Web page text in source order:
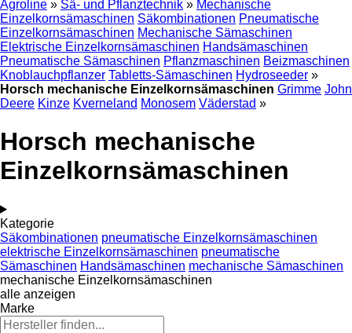
Agroline » Sä- und Pflanztechnik » Mechanische
Einzelkornsämaschinen Säkombinationen Pneumatische
Einzelkornsämaschinen Mechanische Sämaschinen
Elektrische Einzelkornsämaschinen Handsämaschinen
Pneumatische Sämaschinen Pflanzmaschinen Beizmaschinen
Knoblauchpflanzer Tabletts-Sämaschinen Hydroseeder »
Horsch mechanische Einzelkornsämaschinen Grimme John
Deere Kinze Kverneland Monosem Väderstad »
Horsch mechanische
Einzelkornsämaschinen
Kategorie
Säkombinationen pneumatische Einzelkornsämaschinen
elektrische Einzelkornsämaschinen pneumatische
Sämaschinen Handsämaschinen mechanische Sämaschinen
mechanische Einzelkornsämaschinen
alle anzeigen
Marke